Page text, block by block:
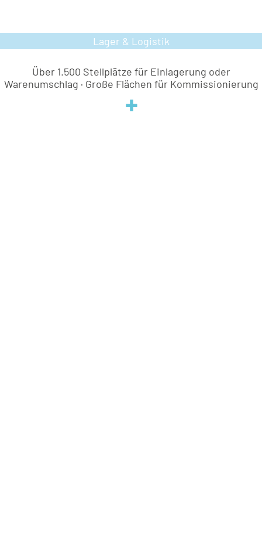
Lager & Logistik
Über 1.500 Stellplätze für Einlagerung oder
Warenumschlag · Große Flächen für Kommissionierung
+